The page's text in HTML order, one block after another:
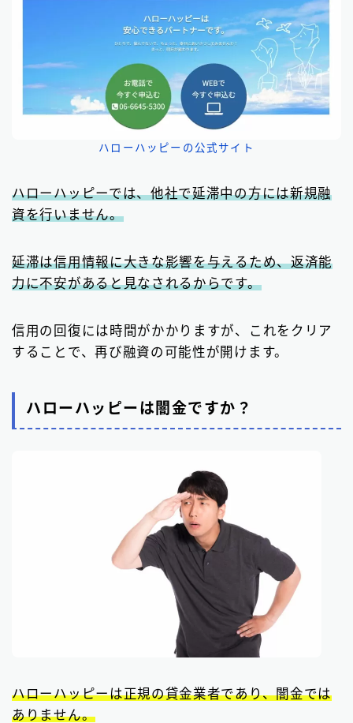
ハローハッピーの公式サイト
ハローハッピーでは、他社で延滞中の方には新規融
資を行いません。
延滞は信用情報に大きな影響を与えるため、返済能
力に不安があると見なされるからです。
信用の回復には時間がかかりますが、これをクリア
することで、再び融資の可能性が開けます。
ハローハッピーは闇金ですか？
ハローハッピーは正規の貸金業者であり、闇金では
ありません。